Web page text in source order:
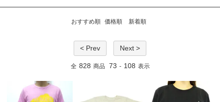
おすすめ順 価格順 新着順
< Prev Next >
全 828 商品 73 - 108 表示